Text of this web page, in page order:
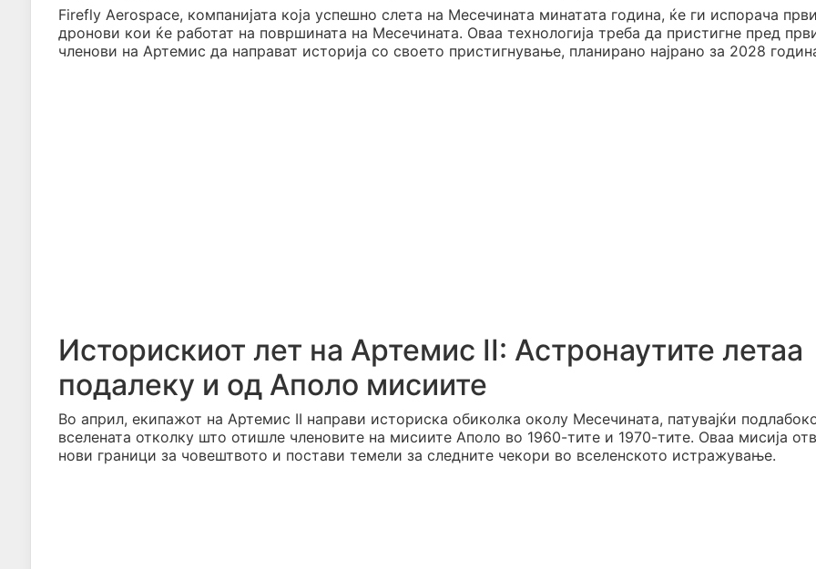
Firefly Aerospace, компанијата која успешно слета на Месечината минатата година, ќе ги испорача
дронови кои ќе работат на површината на Месечината. Оваа технологија треба да пристигне пред
членови на Артемис да направат историја со своето пристигнување, планирано најрано за 2028
Историскиот лет на Артемис II: Астронаутите летаа
подалеку и од Аполо мисиите
Во април, екипажот на Артемис II направи историска обиколка околу Месечината, патувајќи
вселената отколку што отишле членовите на мисиите Аполо во 1960-тите и 1970-тите. Оваа мисија
нови граници за човештвото и постави темели за следните чекори во вселенското истражување.